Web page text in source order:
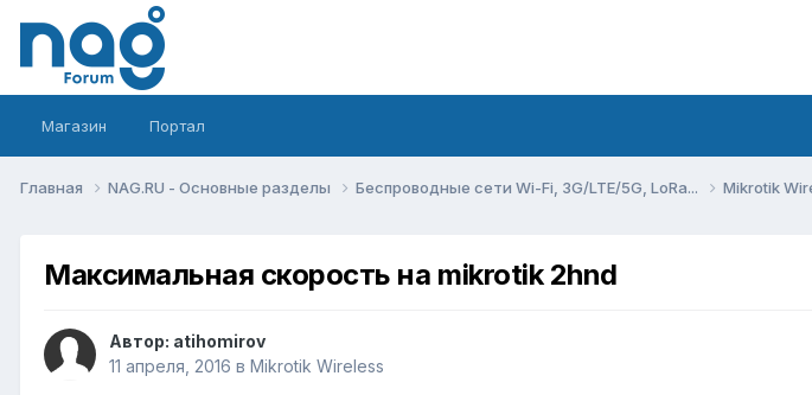
Магазин Портал
Главная NAG.RU - Основные разделы Беспроводные сети Wi-Fi, 3G/LTE/5G, LoRa... Mikrotik
Максимальная скорость на mikrotik 2hnd
Автор: atihomirov
11 апреля, 2016 в Mikrotik Wireless